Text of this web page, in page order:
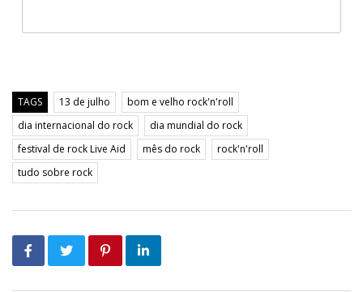
TAGS 13 de julho
bom e velho rock'n'roll
dia internacional do rock
dia mundial do rock
festival de rock Live Aid
mês do rock
rock'n'roll
tudo sobre rock